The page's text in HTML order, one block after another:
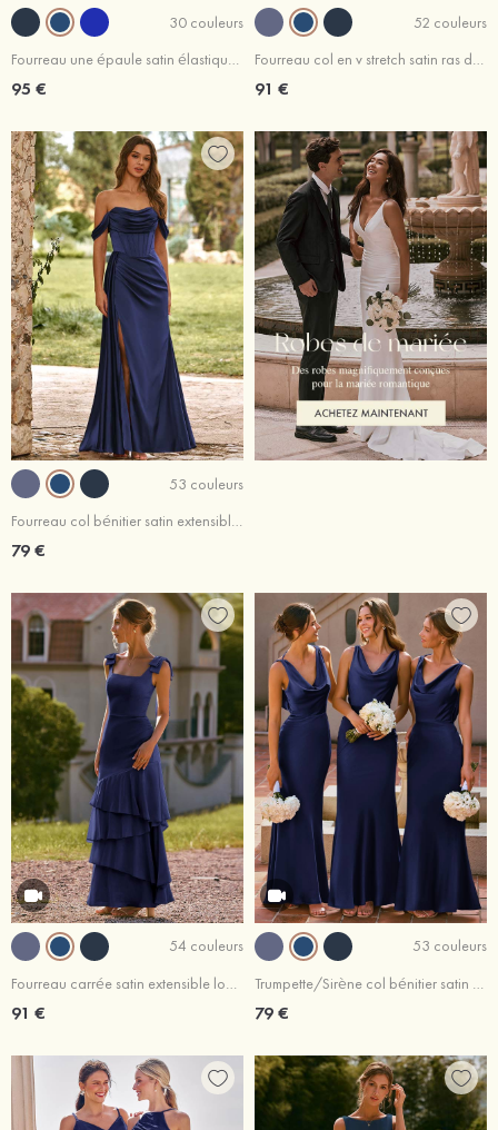
30 couleurs
Fourreau une épaule satin élastique crêpe élastique ras du sol robe de demoiselle d'honneur
95 €
52 couleurs
Fourreau col en v stretch satin ras du sol robe de demoiselle d'honneur
91 €
53 couleurs
Fourreau col bénitier satin extensible longueur ras du sol robe de demoiselle d'honneur avec drapé latéral fendue
79 €
54 couleurs
91 €
53 couleurs
79 €